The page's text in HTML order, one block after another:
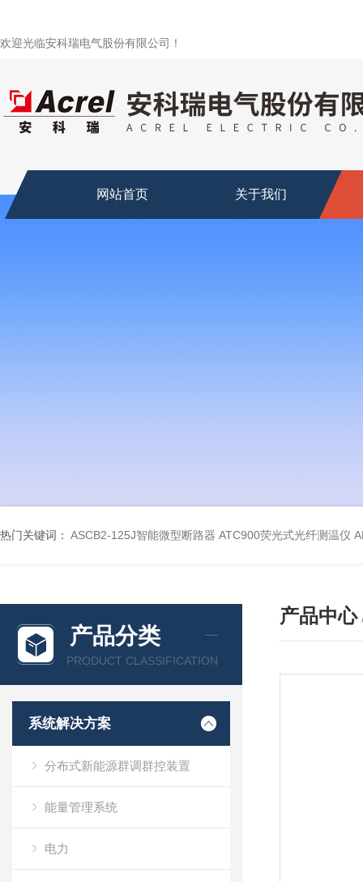
欢迎光临安科瑞电气股份有限公司！
网站首页 关于我们
热门关键词： ASCB2-125J智能微型断路器 ATC900荧光式光纤测温仪
产品分类
PRODUCT CLASSIFICATION
系统解决方案
分布式新能源群调群控装置
能量管理系统
电力
产品中心